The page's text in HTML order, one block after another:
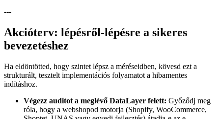
---
Akcióterv: lépésről-lépésre a sikeres
bevezetéshez
Ha eldöntötted, hogy szintet lépsz a méréseidben, kövesd ezt a
strukturált, tesztelt implementációs folyamatot a hibamentes
indításhoz.
Végezz auditot a meglévő DataLayer felett: Győződj meg
róla, hogy a webshopod motorja (Shopify, WooCommerce,